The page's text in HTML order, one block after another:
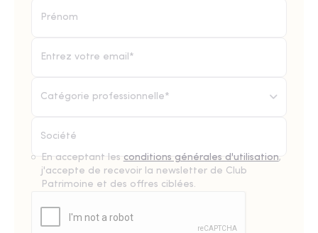
Catégorie professionnelle*
En acceptant les conditions générales d'utilisation,
j'accepte de recevoir la newsletter de Club
Patrimoine et des offres ciblées.